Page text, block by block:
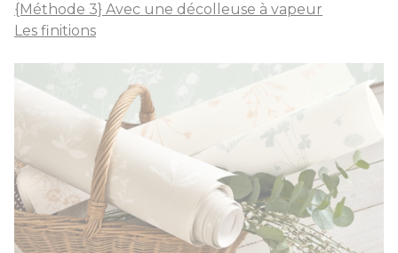
{Méthode 3} Avec une décolleuse à vapeur
Les finitions